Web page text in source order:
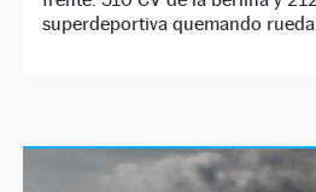
superdeportiva quemando